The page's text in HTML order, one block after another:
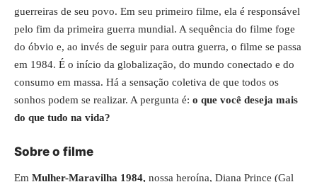
guerreiras de seu povo. Em seu primeiro filme, ela é responsável
pelo fim da primeira guerra mundial. A sequência do filme foge
do óbvio e, ao invés de seguir para outra guerra, o filme se passa
em 1984. É o início da globalização, do mundo conectado e do
consumo em massa. Há a sensação coletiva de que todos os
sonhos podem se realizar. A pergunta é: o que você deseja mais
do que tudo na vida?
Sobre o filme
Em Mulher-Maravilha 1984, nossa heroína, Diana Prince (Gal